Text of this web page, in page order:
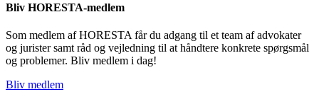
Bliv HORESTA-medlem
Som medlem af HORESTA får du adgang til et team af advokater
og jurister samt råd og vejledning til at håndtere konkrete spørgsmål
og problemer. Bliv medlem i dag!
Bliv medlem